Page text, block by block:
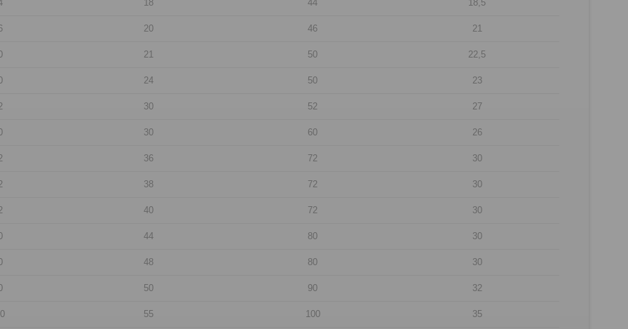
18 44 18,5
20 46 21
21 50 22,5
24 50 23
30 52 27
30 60 26
36 72 30
38 72 30
40 72 30
44 80 30
48 80 30
50 90 32
55 100 35